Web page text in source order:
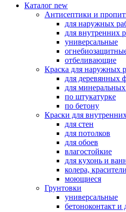
Каталог new
Антисептики и
для наружных
для внутренних
универсальные
отбеливающие
Краска для наружных
для деревянных
для
по штукатурке
по бетону
Краски для
для стен
для потолков
для обоев
влагостойкие
для кухонь и
колера, красители
моющиеся
Грунтовки
универсальные
бетоноконтакт